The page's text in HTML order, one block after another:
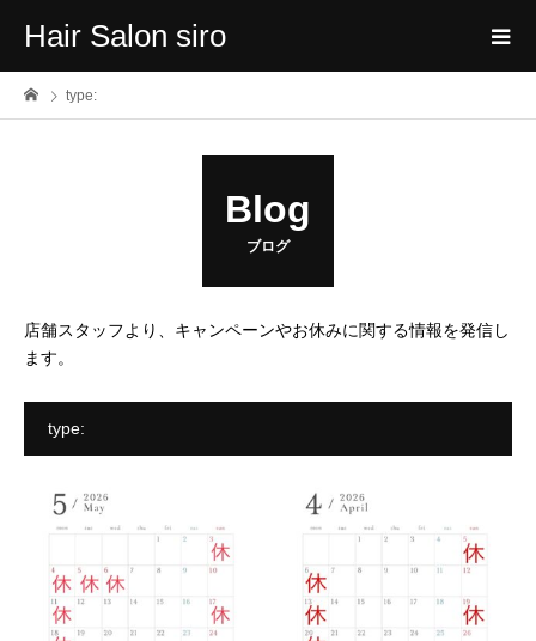
Hair Salon siro
type:
Blog
ブログ
店舗スタッフより、キャンペーンやお休みに関する情報を発信し
ます。
type: